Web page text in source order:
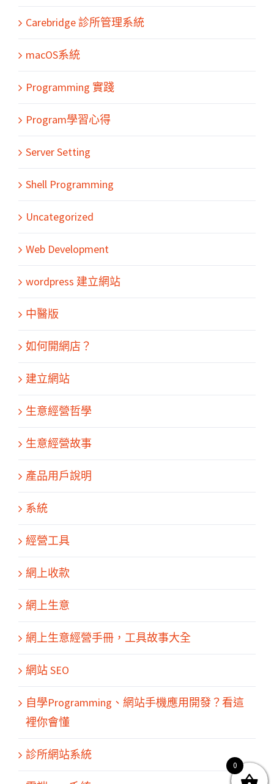
Carebridge 診所管理系統
macOS系統
Programming 實踐
Program學習心得
Server Setting
Shell Programming
Uncategorized
Web Development
wordpress 建立網站
中醫版
如何開網店？
建立網站
生意經營哲學
生意經營故事
產品用戶說明
系統
經營工具
網上收款
網上生意
網上生意經營手冊，工具故事大全
網站 SEO
自學Programming、網站手機應用開發？看這
裡你會懂
診所網站系統
關於我們
2026 | All Rights Reserved by MARS tree 火星樹資訊科技
0